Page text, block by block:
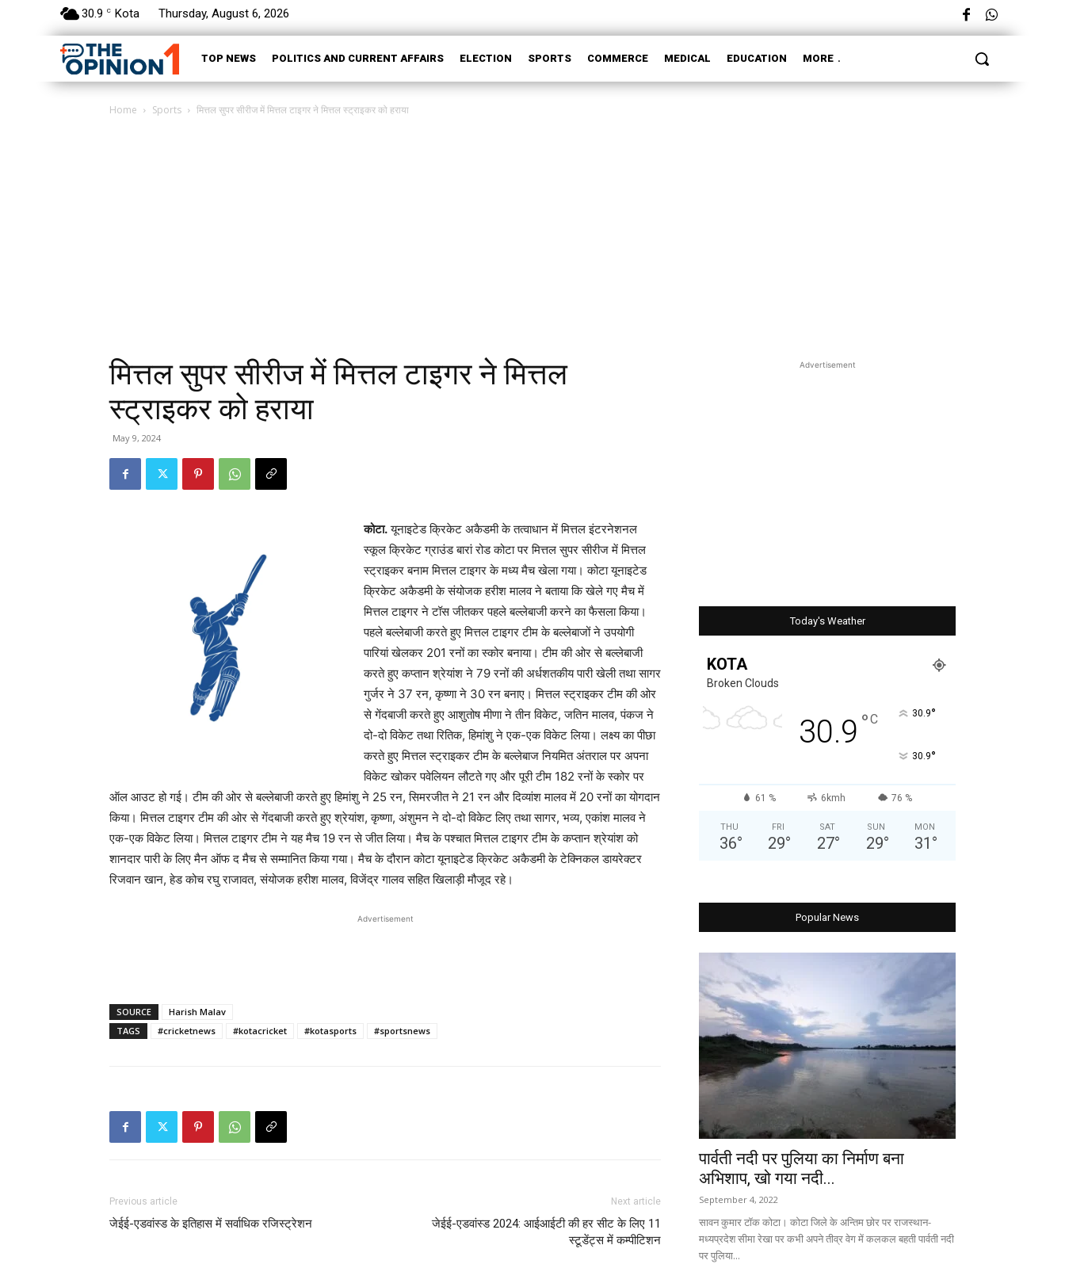
30.9 C Kota Thursday, August 6, 2026
TOP NEWS POLITICS AND CURRENT AFFAIRS ELECTION SPORTS COMMERCE MEDICAL EDUCATION MORE
Home Sports मित्तल सुपर सीरीज में मित्तल टाइगर ने मित्तल स्ट्राइकर को हराया
मित्तल सुपर सीरीज में मित्तल टाइगर ने मित्तल
स्ट्राइकर को हराया
May 9, 2024
कोटा.यूनाइटेड क्रिकेट अकैडमी के तत्वाधान में मित्तल इंटरनेशनल
स्कूल क्रिकेट ग्राउंड बारां रोड कोटा पर मित्तल सुपर सीरीज में मित्तल
स्ट्राइकर बनाम मित्तल टाइगर के मध्य मैच खेला गया। कोटा यूनाइटेड
क्रिकेट अकैडमी के संयोजक हरीश मालव ने बताया कि खेले गए मैच में
मित्तल टाइगर ने टॉस जीतकर पहले बल्लेबाजी करने का फैसला किया।
पहले बल्लेबाजी करते हुए मित्तल टाइगर टीम के बल्लेबाजों ने उपयोगी
पारियां खेलकर 201 रनों का स्कोर बनाया। टीम की ओर से बल्लेबाजी
करते हुए कप्तान श्रेयांश ने 79 रनों की अर्धशतकीय पारी खेली तथा सागर
गुर्जर ने 37 रन, कृष्णा ने 30 रन बनाए। मित्तल स्ट्राइकर टीम की ओर
से गेंदबाजी करते हुए आशुतोष मीणा ने तीन विकेट, जतिन मालव, पंकज ने
दो-दो विकेट तथा रितिक, हिमांशु ने एक-एक विकेट लिया। लक्ष्य का पीछा
करते हुए मित्तल स्ट्राइकर टीम के बल्लेबाज नियमित अंतराल पर अपना
विकेट खोकर पवेलियन लौटते गए और पूरी टीम 182 रनों के स्कोर पर
ऑल आउट हो गई। टीम की ओर से बल्लेबाजी करते हुए हिमांशु ने 25 रन, सिमरजीत ने 21 रन और दिव्यांश मालव में 20 रनों का योगदान
किया। मित्तल टाइगर टीम की ओर से गेंदबाजी करते हुए श्रेयांश, कृष्णा, अंशुमन ने दो-दो विकेट लिए तथा सागर, भव्य, एकांश मालव ने
एक-एक विकेट लिया। मित्तल टाइगर टीम ने यह मैच 19 रन से जीत लिया। मैच के पश्चात मित्तल टाइगर टीम के कप्तान श्रेयांश को
शानदार पारी के लिए मैन ऑफ द मैच से सम्मानित किया गया। मैच के दौरान कोटा यूनाइटेड क्रिकेट अकैडमी के टेक्निकल डायरेक्टर
रिजवान खान, हेड कोच रघु राजावत, संयोजक हरीश मालव, विजेंद्र गालव सहित खिलाड़ी मौजूद रहे।
Advertisement
SOURCE
Harish Malav
TAGS
#cricketnews #kotacricket #kotasports #sportsnews
Previous article
जेईई-एडवांस्ड के इतिहास में सर्वाधिक रजिस्ट्रेशन
Next article
जेईई-एडवांस्ड 2024: आईआईटी की हर सीट के लिए 11
स्टूडेंट्स में कम्पीटिशन
Advertisement
Today's Weather
KOTA
Broken Clouds
30.9 °C 30.9°
30.9°
61 % 6kmh 76 %
THU
36°
FRI
29°
SAT
27°
SUN
29°
MON
31 °
Popular News
पार्वती नदी पर पुलिया का निर्माण बना
अभिशाप, खो गया नदी...
September 4, 2022
सावन कुमार टॉक कोटा। कोटा जिले के अन्तिम छोर पर राजस्थान-
मध्यप्रदेश सीमा रेखा पर कभी अपने तीव्र वेग में कलकल बहती पार्वती नदी
पर पुलिया...